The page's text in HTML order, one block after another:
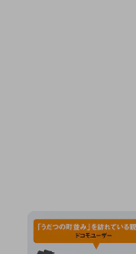
小売・卸売業